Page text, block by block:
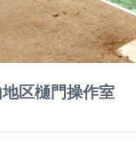
区樋門操作室